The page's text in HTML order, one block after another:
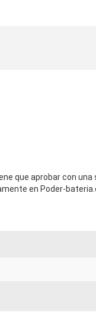
que aprobar con una
en Poder-